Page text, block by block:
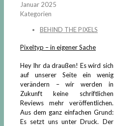
Januar 2025
Kategorien
BEHIND THE PIXELS
Pixeltyp – in eigener Sache
Hey Ihr da draußen! Es wird sich
auf unserer Seite ein wenig
verändern – wir werden in
Zukunft keine schriftlichen
Reviews mehr veröffentlichen.
Aus dem ganz einfachen Grund:
Es setzt uns unter Druck. Der